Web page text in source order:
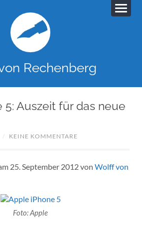
Rechenberg
5: Auszeit für das neue
/ KEINE KOMMENTARE
25. September 2012 von Wolff von
Foto: Apple